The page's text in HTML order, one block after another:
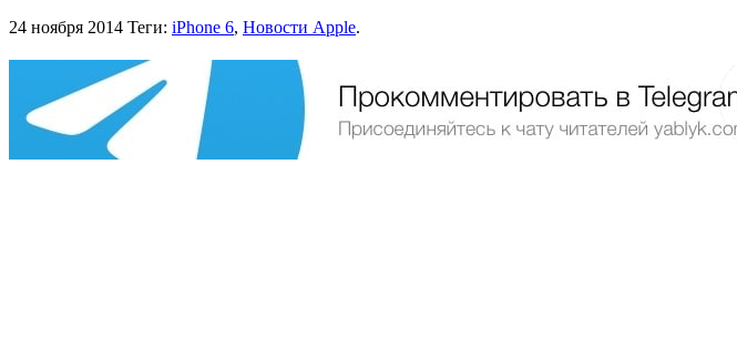
24 ноября 2014 Теги: iPhone 6, Новости Apple.